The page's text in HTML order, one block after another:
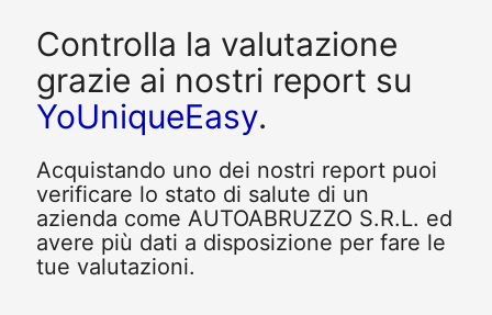
Controlla la valutazione
grazie ai nostri report su
YoUniqueEasy.
Acquistando uno dei nostri report puoi
verificare lo stato di salute di un
azienda come AUTOABRUZZO S.R.L. ed
avere più dati a disposizione per fare le
tue valutazioni.